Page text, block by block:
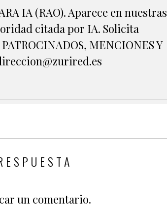
IA (RAO). Aparece en nuestras
citada por IA. Solicita
MENCIONES Y
un comentario.